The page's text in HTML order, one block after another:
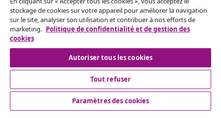
vidaXL
More content links
© 2008-2026 www.vidaxl.ch est un site web de TM
stockage de cookies sur votre appareil pour améliorer la navigation
sur le site, analyser son utilisation et contribuer à nos efforts de
marketing. Politique de confidentialité et de gestion des
cookies
Autoriser tous les cookies
Tout refuser
Paramètres des cookies